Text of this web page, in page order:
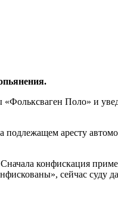
Поло» и
подлежащем аресту
конфискация
сейчас суду